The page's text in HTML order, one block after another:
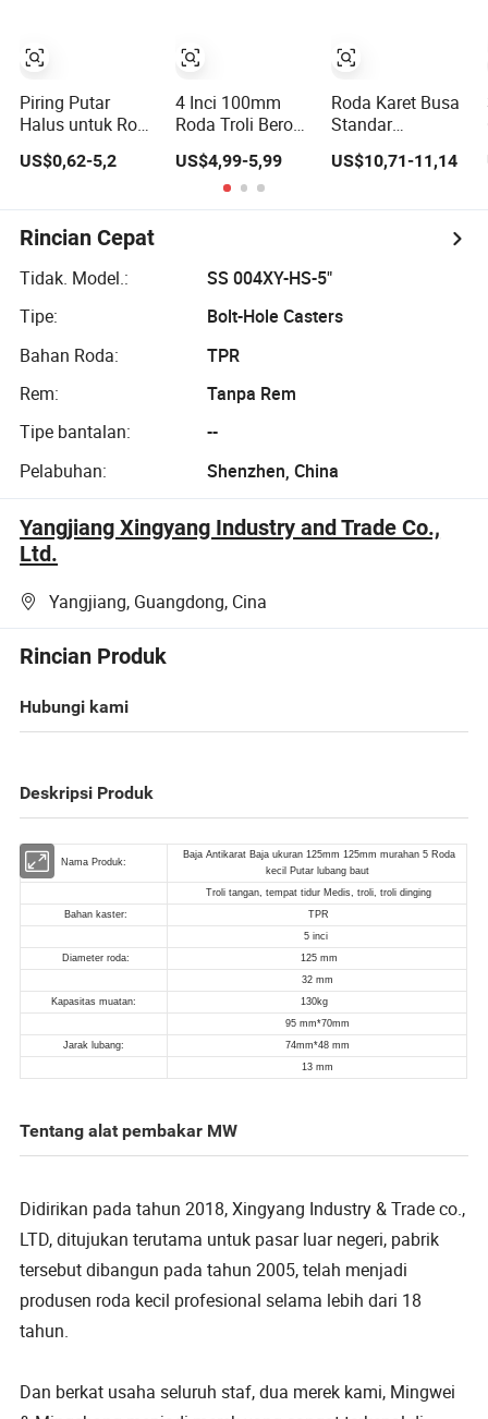
Piring Putar
Halus untuk Roda
US$0,62-5,2
4 Inci 100mm
Roda Troli Beroda
yang Ditenagai
Musim Semi
dengan Rem
US$4,99-5,99
dipindahkan,
hemat energi,
dilapisi bubuk
Roda Karet Busa
Standar
untuk Kastor
Mesin Berat
US$10,71-11,14
Rincian Cepat
Tidak. Model.:
SS 004XY-HS-5"
Tipe:
Bolt-Hole Casters
Bahan Roda:
TPR
Rem:
Tanpa Rem
Tipe bantalan:
--
Pelabuhan:
Shenzhen, China
Yangjiang Xingyang Industry and Trade Co.,
Ltd.
Yangjiang, Guangdong, Cina
Rincian Produk
Hubungi kami
Deskripsi Produk
Tentang alat pembakar MW
Didirikan pada tahun 2018, Xingyang Industry & Trade co.,
LTD, ditujukan terutama untuk pasar luar negeri, pabrik
tersebut dibangun pada tahun 2005, telah menjadi
produsen roda kecil profesional selama lebih dari 18
tahun.
Dan berkat usaha seluruh staf, dua merek kami, Mingwei